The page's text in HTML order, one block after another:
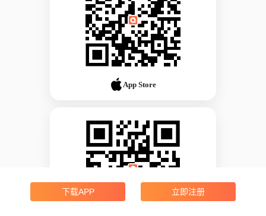
App Store
下载APP 立即注册